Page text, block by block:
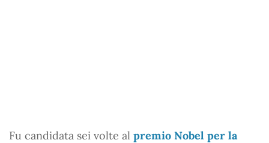
Fu candidata sei volte al premio Nobel per la